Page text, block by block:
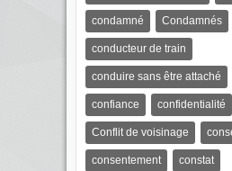
condamné Condamnés
conducteur de train
conduire sans être attaché
confiance confidentialité
Conflit de voisinage
consentement constat